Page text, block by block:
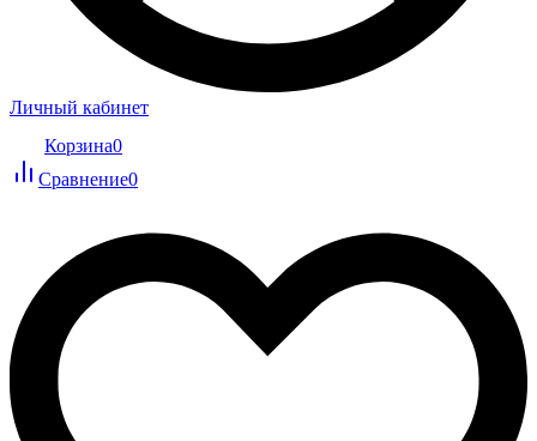
Личный кабинет
Корзина0
Сравнение0